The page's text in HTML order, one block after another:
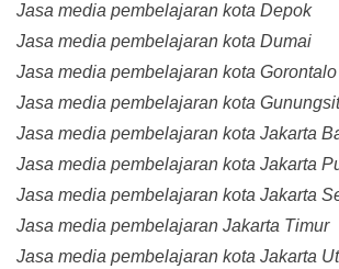
Jasa media pembelajaran kota Depok
Jasa media pembelajaran kota Dumai
Jasa media pembelajaran kota Gorontalo
Jasa media pembelajaran kota
Jasa media pembelajaran kota Jakarta
Jasa media pembelajaran kota Jakarta
Jasa media pembelajaran kota Jakarta
Jasa media pembelajaran Jakarta Timur
Jasa media pembelajaran kota Jakarta